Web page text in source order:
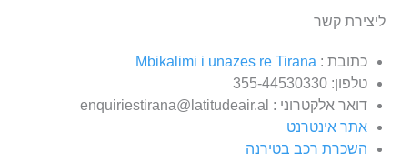
ליצירת קשר
כתובת : Mbikalimi i unazes re Tirana
טלפון: 355-44530330
דואר אלקטרוני : enquiriestirana@latitudeair.al
אתר אינטרנט
השכרת רכב בטירנה